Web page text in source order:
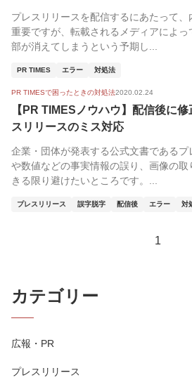
プレスリリースを配信するにあたって
重要ですが、転載されるメディアによ
部が消えてしまうという予期し...
PR TIMES エラー 対処法
PR TIMESで困ったときの対処法2020.02.24
【PR TIMESノウハウ】配信後に
スリリースのミス対応
企業・団体が発表する公式文書である
や数値などの事実情報の誤り、画像の
きる限り避けたいところです。...
プレスリリース 誤字脱字 配信後 エラー 対
1
カテゴリー
広報・PR
プレスリリース